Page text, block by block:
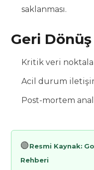
saklanması.
Geri
Kritik veri
Acil durum
Post-mortem
🟢Resmi Kaynak:
Rehberi